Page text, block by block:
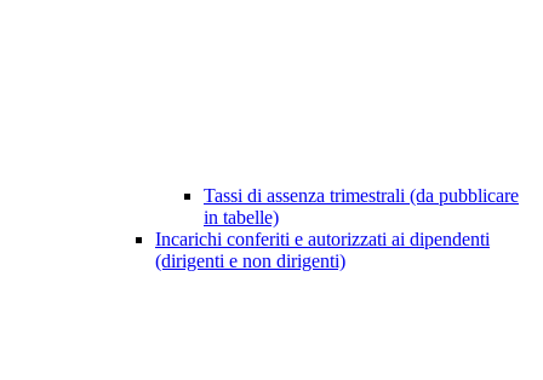
Tassi di assenza trimestrali (da pubblicare
in tabelle)
Incarichi conferiti e autorizzati ai dipendenti
(dirigenti e non dirigenti)